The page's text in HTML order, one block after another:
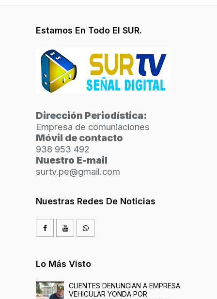
Estamos En Todo El SUR.
Dirección Periodística:
Empresa de comuniaciones
Móvil de contacto
938 953 492
Nuestro E-mail
surtv.pe@gmail.com
Nuestras Redes De Noticias
Lo Más Visto
CLIENTES DENUNCIAN A EMPRESA
VEHICULAR YONDA POR